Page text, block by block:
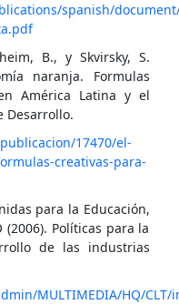
spanish/document/
B., y Skvirsky, S.
naranja. Formulas
América Latina y el
Desarrollo.
17470/el-
creativas-para-
para la Educación,
(2006). Políticas para la
de las industrias
MULTIMEDIA/HQ/